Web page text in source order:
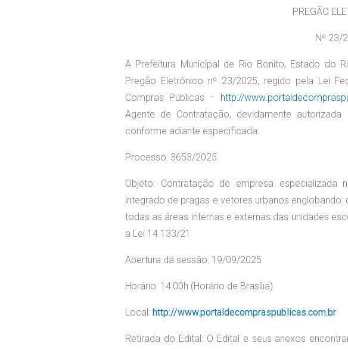
PREGÃO
Nº 23/
A Prefeitura Municipal de Rio Bonito, Estado do
Pregão Eletrônico nº 23/2025, regido pela Lei
Compras Públicas – http://
Agente de Contratação, devidamente
conforme adiante especificada:
Processo: 3653/2025
Objeto: Contratação de empresa
integrado de pragas e vetores urbanos
todas as áreas internas e externas das unidades
a Lei 14.133/21
Abertura da sessão: 19/09/2025
Horário: 14:00h (Horário de Brasília)
Local: http://www.portaldecompraspublicas.com.br
Retirada do Edital: O Edital e seus anexos